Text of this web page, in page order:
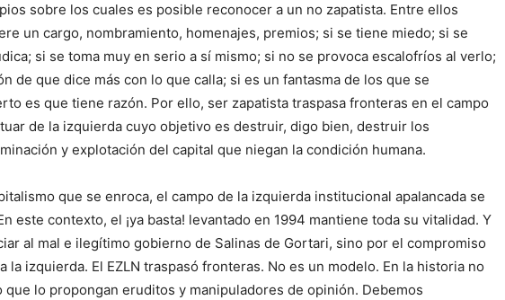
sobre los cuales es posible reconocer a un no zapatista. Entre ellos
un cargo, nombramiento, homenajes, premios; si se tiene miedo; si se
si se toma muy en serio a sí mismo; si no se provoca escalofríos al verlo;
de que dice más con lo que calla; si es un fantasma de los que se
es que tiene razón. Por ello, ser zapatista traspasa fronteras en el campo
de la izquierda cuyo objetivo es destruir, digo bien, destruir los
y explotación del capital que niegan la condición humana.
que se enroca, el campo de la izquierda institucional apalancada se
este contexto, el ¡ya basta! levantado en 1994 mantiene toda su vitalidad. Y
al mal e ilegítimo gobierno de Salinas de Gortari, sino por el compromiso
la izquierda. El EZLN traspasó fronteras. No es un modelo. En la historia no
que lo propongan eruditos y manipuladores de opinión. Debemos